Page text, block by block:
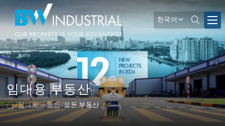
한국어
임대용 부동산
임대용 부동산 모든 부동산